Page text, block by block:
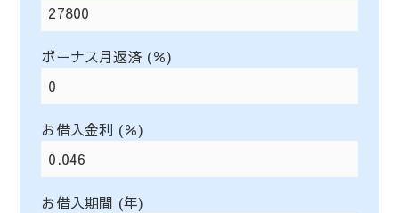
ボーナス月返済 (％)
お借入金利 (％)
お借入期間 (年)